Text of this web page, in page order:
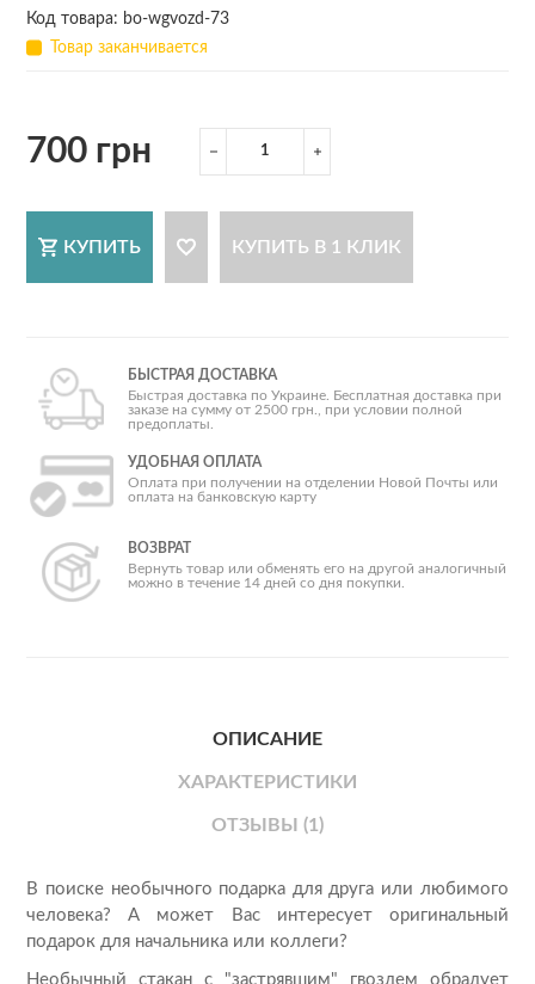
Код товара: bo-wgvozd-73
Товар заканчивается
700 грн
КУПИТЬ КУПИТЬ В 1 КЛИК
БЫСТРАЯ ДОСТАВКА
Быстрая доставка по Украине. Бесплатная доставка при
заказе на сумму от 2500 грн., при условии полной
предоплаты.
УДОБНАЯ ОПЛАТА
Оплата при получении на отделении Новой Почты или
оплата на банковскую карту
ВОЗВРАТ
Вернуть товар или обменять его на другой аналогичный
можно в течение 14 дней со дня покупки.
ОПИСАНИЕ
ХАРАКТЕРИСТИКИ
ОТЗЫВЫ (1)
В поиске необычного подарка для друга или любимого
человека? А может Вас интересует оригинальный
подарок для начальника или коллеги?
Необычный стакан с "застрявшим" гвоздем обрадует